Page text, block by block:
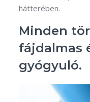
hátterében.
Minden
fájdalmas
gyógyuló.